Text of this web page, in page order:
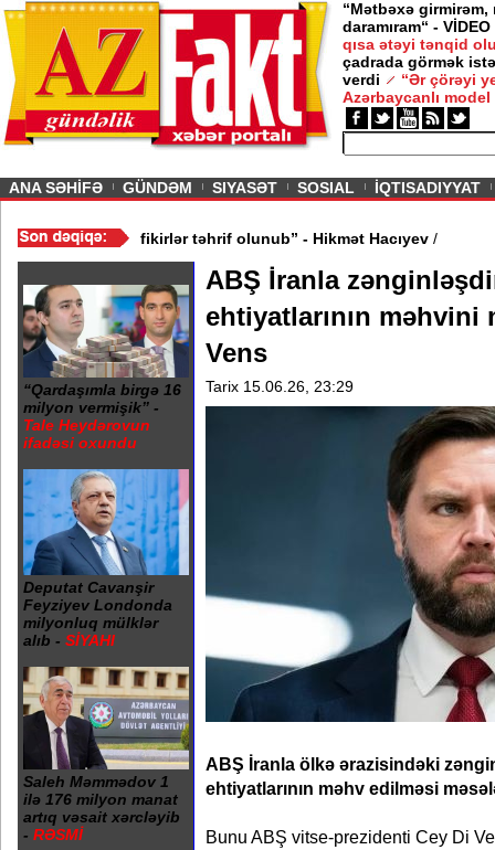
“Mətbəxə girmirəm,
daramıram“ - VİDEO
qısa ətəyi tənqid
çadrada görmək
verdi
“Ər çörəyi
Azərbaycanlı model
ANA SƏHİFƏ GÜNDƏM SIYASƏT SOSIAL İQTISADIYYAT
VİDEO/“Mənə aid bəzi fikirlər təhrif olunub” - Hikmət Hacıyev
“Qardaşımla birgə 16
milyon vermişik” -
Tale Heydərovun
ifadəsi oxundu
Deputat Cavanşir
Feyziyev Londonda
milyonluq mülklər
alıb - SİYAHI
Saleh Məmmədov 1
ilə 176 milyon manat
artıq vəsait xərcləyib
- RƏSMİ
ABŞ İranla
ehtiyatlarının məhvini
Vens
Tarix 15.06.26, 23:29
ABŞ İranla ölkə ərazisindəki
ehtiyatlarının məhv edilməsi
Bunu ABŞ vitse-prezidenti Cey Di